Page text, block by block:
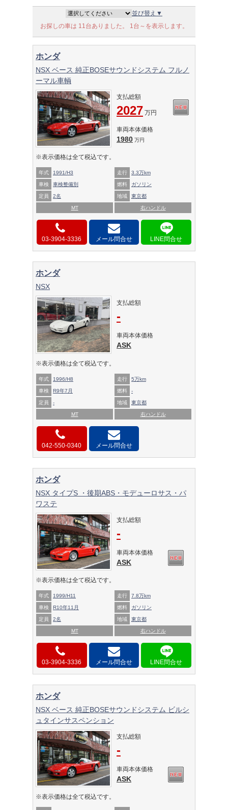
並び替え▼
お探しの車は 11台ありました。 1台～を表示します。
ホンダ
NSX ベース 純正BOSEサウンドシステム フルノ
ーマル車輌
支払総額
2027 万円
車両本体価格
1980 万円
※表示価格は全て税込です。
年式 1991/H3 走行 3.3万km
車検 車検整備別 燃料 ガソリン
定員 2名 地域 東京都
MT 右ハンドル
03-3904-3336 メール問合せ
ホンダ
NSX
支払総額
-
車両本体価格
ASK
※表示価格は全て税込です。
年式 1996/H8 走行 5万km
車検 R9年7月 燃料 -
定員 - 地域 東京都
MT 右ハンドル
042-550-0340 メール問合せ
ホンダ
NSX タイプS ・後期ABS・モデューロサス・パ
ワステ
支払総額
-
車両本体価格
ASK
※表示価格は全て税込です。
年式 1999/H11 走行 7.8万km
車検 R10年11月 燃料 ガソリン
定員 2名 地域 東京都
MT 右ハンドル
03-3904-3336 メール問合せ
ホンダ
NSX ベース 純正BOSEサウンドシステム ビルシ
ュタインサスペンション
支払総額
-
車両本体価格
ASK
※表示価格は全て税込です。